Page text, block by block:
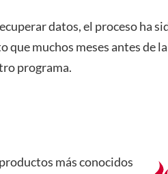
datos, el proceso ha
muchos meses antes de
programa.
más conocidos